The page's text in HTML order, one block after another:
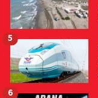
5
6